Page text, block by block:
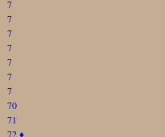
7
7
7
7
7
7
7
70
71
72♦